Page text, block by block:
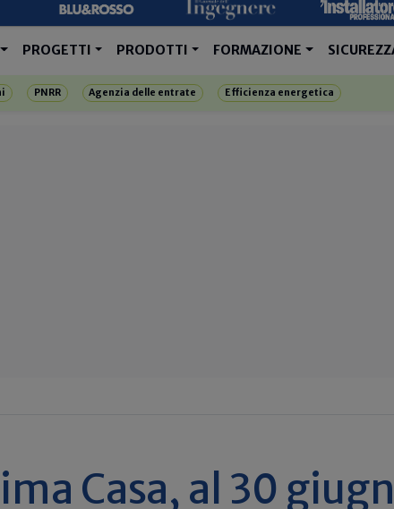
PROGETTI PRODOTTI FORMAZIONE
PNRR Agenzia delle entrate Efficienza energetica
Casa, al 30